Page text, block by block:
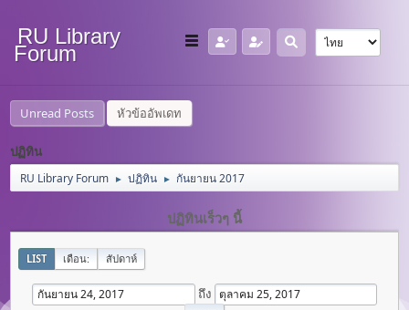
RU Library
Forum
Unread Posts หัวข้ออัพเดท
ปฏิทิน
RU Library Forum ► ปฏิทิน ► กันยายน 2017
ปฏิทินเร็วๆ นี้
LIST เดือน: สัปดาห์
ถึง